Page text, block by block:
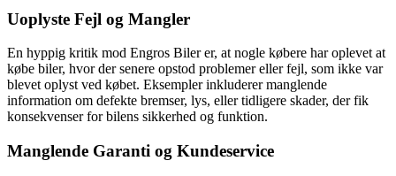
Uoplyste Fejl og Mangler
En hyppig kritik mod Engros Biler er, at nogle købere har oplevet at
købe biler, hvor der senere opstod problemer eller fejl, som ikke var
blevet oplyst ved købet. Eksempler inkluderer manglende
information om defekte bremser, lys, eller tidligere skader, der fik
konsekvenser for bilens sikkerhed og funktion.
Manglende Garanti og Kundeservice